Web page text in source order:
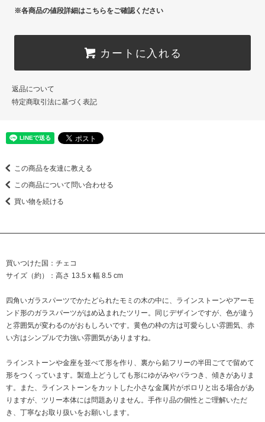
※各商品の値段詳細はこちらをご確認ください
カートに入れる
返品について
特定商取引法に基づく表記
この商品を友達に教える
この商品について問い合わせる
買い物を続ける
買いつけた国：チェコ
サイズ（約）：高さ 13.5 x 幅 8.5 cm
四角いガラスパーツでかたどられたモミの木の中に、ラインストーンやアーモ
ンド形のガラスパーツがはめ込まれたツリー。同じデザインですが、色が違う
と雰囲気が変わるのがおもしろいです。黄色の枠の方は可愛らしい雰囲気、赤
い方はシンプルで力強い雰囲気がありますね。
ラインストーンや金座を並べて形を作り、裏から鉛フリーの半田ごてで留めて
形をつくっています。製造上どうしても形にゆがみやバラつき、傾きがありま
す。また、ラインストーンをカットした小さな金属片がポロリと出る場合があ
りますが、ツリー本体には問題ありません。手作り品の個性とご理解いただ
き、丁寧なお取り扱いをお願いします。